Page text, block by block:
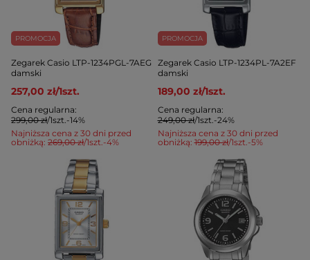
PROMOCJA
Zegarek Casio LTP-1234PGL-7AEG
damski
257,00 zł/1szt.
Najniższa cena z 30 dni przed
obniżką: 269,00 zł/1szt.-4%
Cena regularna:
299,00 zł/1szt.-14%
PROMOCJA
Zegarek Casio LTP-1234PL-7A2EF
damski
189,00 zł/1szt.
Najniższa cena z 30 dni przed
obniżką:199,00 zł/1szt.-5%
Cena regularna:
249,00 zł/1szt.-24%